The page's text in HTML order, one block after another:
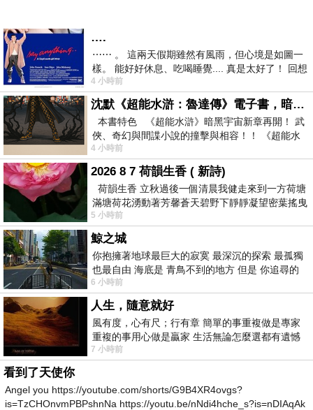
….
⋯⋯ 。 這兩天假期雖然有風雨，但心境是如圖一
樣。 能好好休息、吃喝睡覺.... 真是太好了！ 回想
起來，以前根本就很難有這
4 小時前
沈默《超能水滸：魯達傳》電子書，暗黑宇宙新章，一一五年八月璀璨上架！
本書特色 《超能水滸》暗黑宇宙新章再開！ 武
俠、奇幻與間諜小說的撞擊與相容！！ 《超能水
滸》系列第四部
4 小時前
2026 8 7 荷韻生香 ( 新詩)
荷韻生香 立秋過後一個清晨我健走來到一方荷塘
滿塘荷花湧動著芳馨蒼天碧野下靜靜凝望密葉搖曳
幽泉中復有蛙鳴嘓嘓水波裡搖曳
5 小時前
鯨之城
你抱擁著地球最巨大的寂寞 最深沉的探索 最孤獨
也最自由 海底是 青鳥不到的地方 但是 你追尋的
幸福 可以比珍珠更
6 小時前
人生，隨意就好
風有度，心有尺；行有章 簡單的事重複做是專家
重複的事用心做是贏家 生活無論怎麼選都有遺憾
所以開心就好 生活不會辜負認真
7 小時前
看到了天使你
Angel you https://youtube.com/shorts/G9B4XR4ovgs?
is=TzCHOnvmPBPshnNa https://youtu.be/nNdi4hche_s?is=nDIAqAk